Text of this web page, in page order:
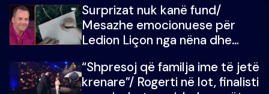
mungojë zilja e mëngjesit kur…
Surprizat nuk kanë fund/
Mesazhe emocionuese për
Ledion Liçon nga nëna dhe
mban dot lotët: Nuk meritoj…
“Shpresoj që familja ime të jetë
krenare”/ Rogerti në lot, finalisti